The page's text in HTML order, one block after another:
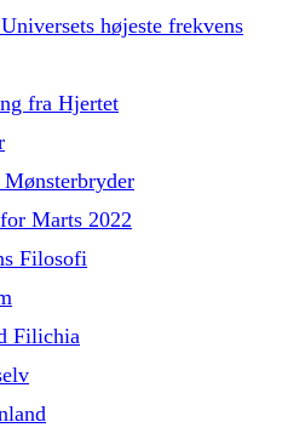
højeste frekvens
fra Hjertet
Marts 2022
Filosofi
Filichia